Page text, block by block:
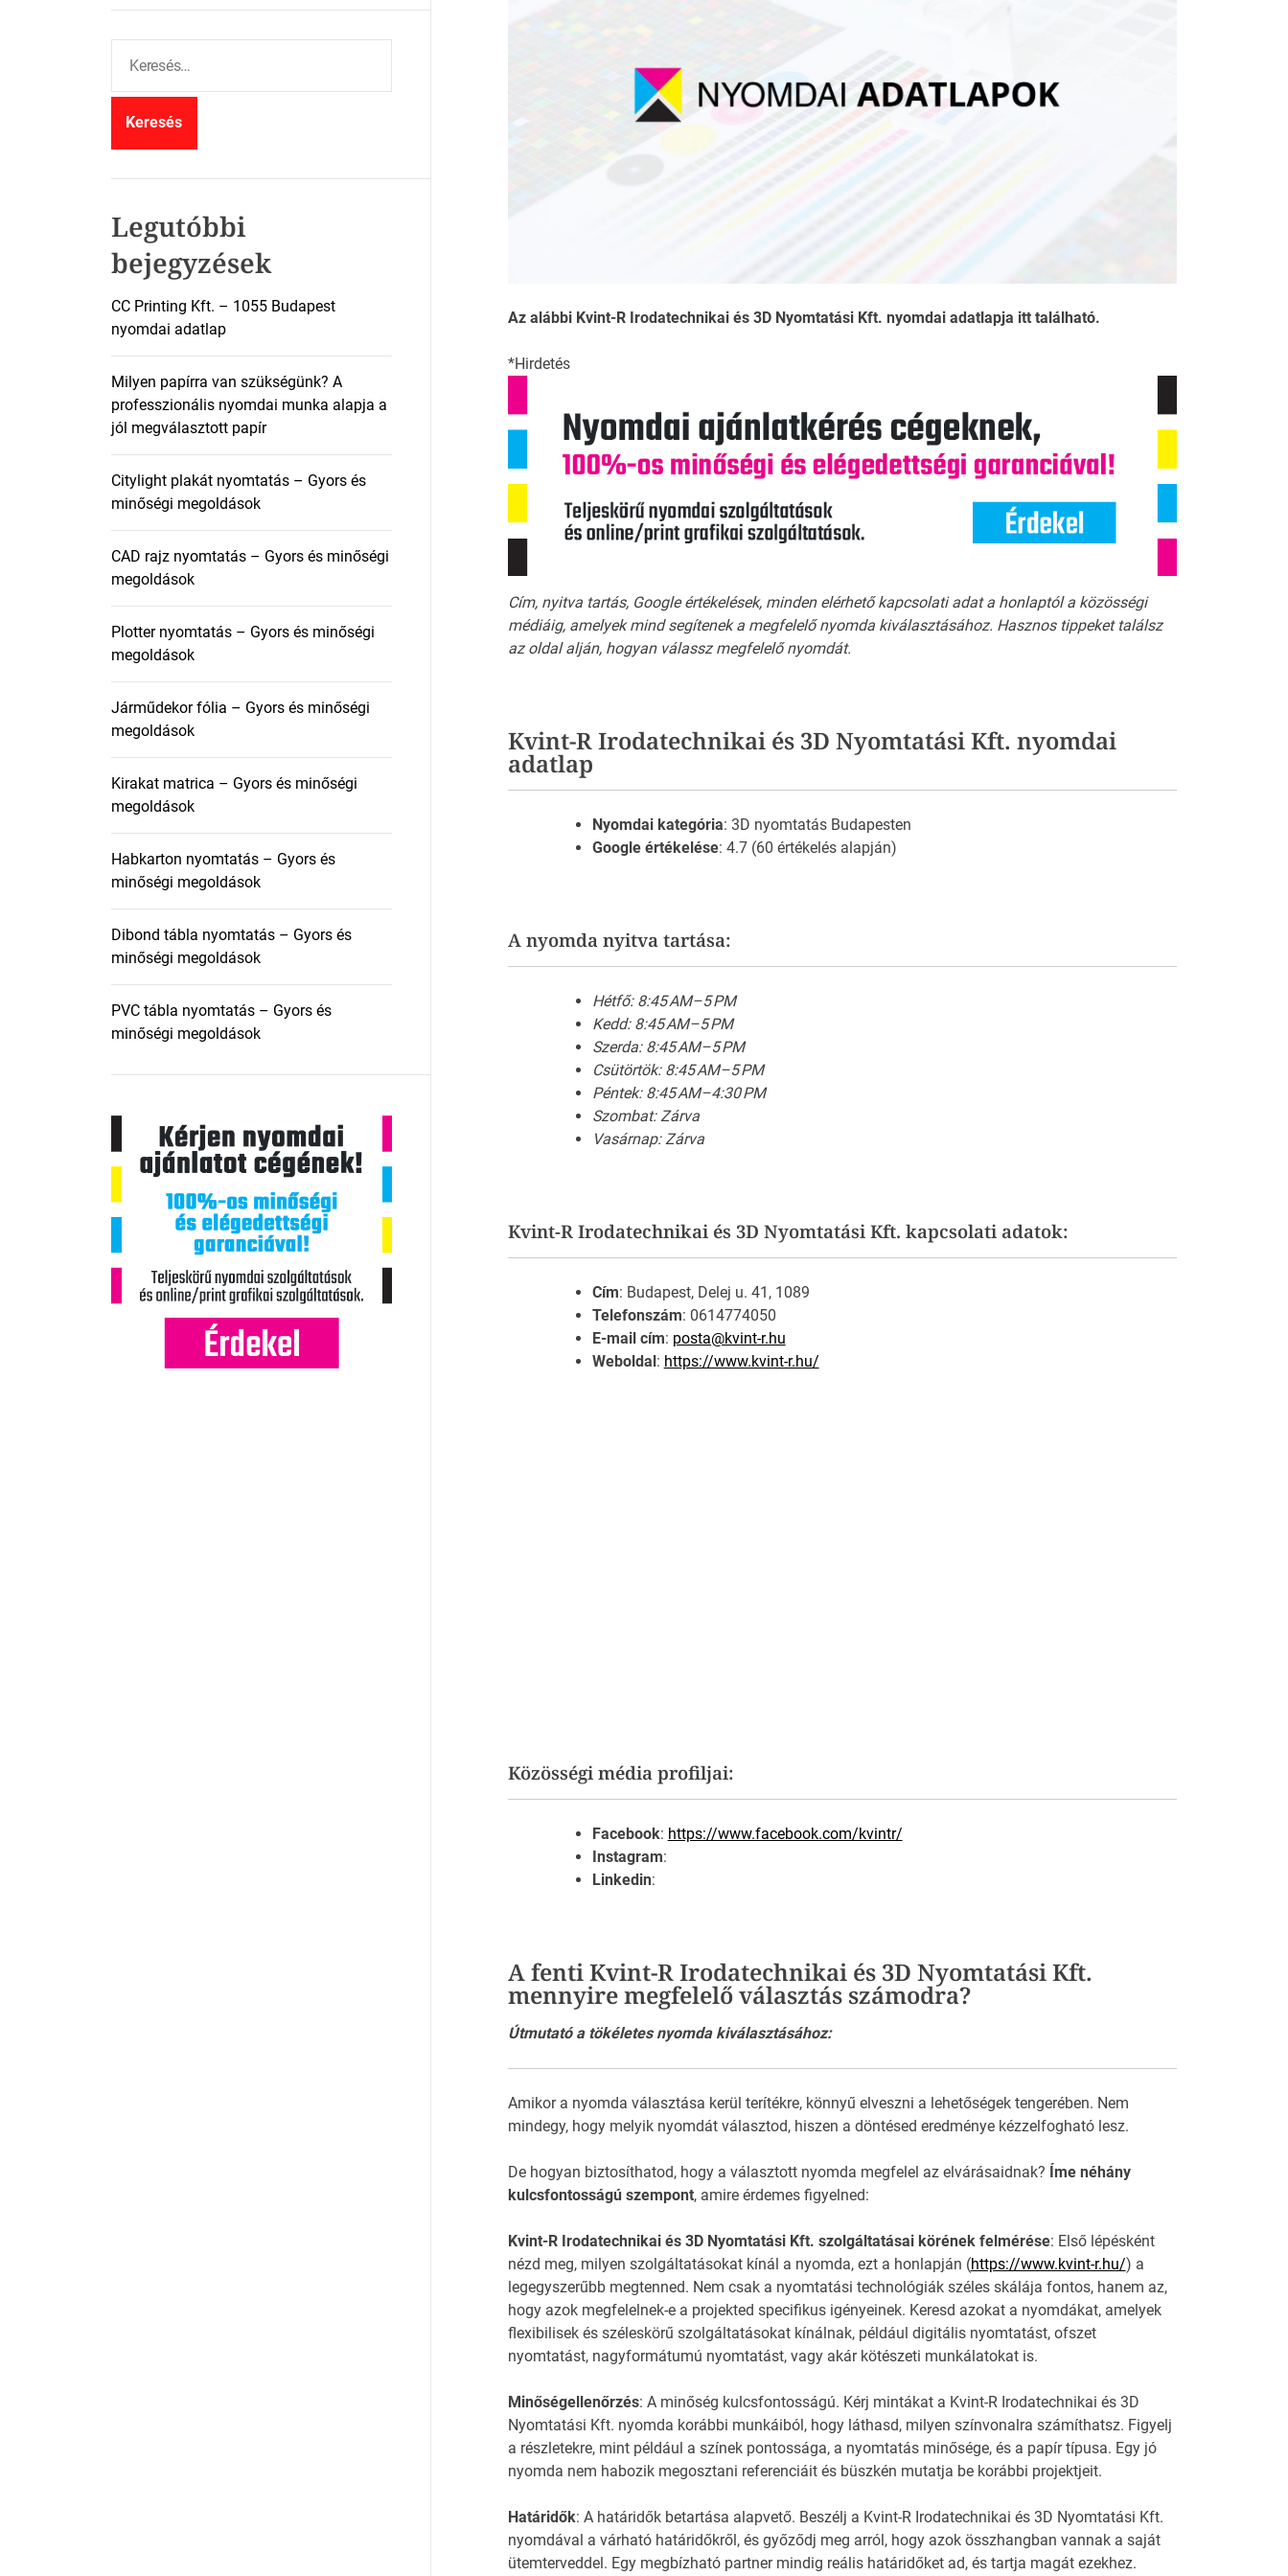
Az alábbi Kvint-R Irodatechnikai és 3D Nyomtatási Kft. nyomdai adatlapja itt található.
*Hirdetés
Cím, nyitva tartás, Google értékelések, minden elérhető kapcsolati adat a honlaptól a közösségi
médiáig, amelyek mind segítenek a megfelelő nyomda kiválasztásához. Hasznos tippeket találsz
az oldal alján, hogyan válassz megfelelő nyomdát.
Kvint-R Irodatechnikai és 3D Nyomtatási Kft. nyomdai
adatlap
Nyomdai kategória: 3D nyomtatás Budapesten
Google értékelése: 4.7 (60 értékelés alapján)
A nyomda nyitva tartása:
Hétfő: 8:45 AM–5 PM
Kedd: 8:45 AM–5 PM
Szerda: 8:45 AM–5 PM
Csütörtök: 8:45 AM–5 PM
Péntek: 8:45 AM–4:30 PM
Szombat: Zárva
Vasárnap: Zárva
Kvint-R Irodatechnikai és 3D Nyomtatási Kft. kapcsolati adatok:
Cím: Budapest, Delej u. 41, 1089
Telefonszám: 0614774050
E-mail cím: posta@kvint-r.hu
Weboldal: https://www.kvint-r.hu/
Közösségi média profiljai:
Facebook: https://www.facebook.com/kvintr/
Instagram:
Linkedin:
A fenti Kvint-R Irodatechnikai és 3D Nyomtatási Kft.
mennyire megfelelő választás számodra?
Útmutató a tökéletes nyomda kiválasztásához:
Amikor a nyomda választása kerül terítékre, könnyű elveszni a lehetőségek tengerében. Nem
mindegy, hogy melyik nyomdát választod, hiszen a döntésed eredménye kézzelfogható lesz.
De hogyan biztosíthatod, hogy a választott nyomda megfelel az elvárásaidnak? Íme néhány
kulcsfontosságú szempont, amire érdemes figyelned:
Kvint-R Irodatechnikai és 3D Nyomtatási Kft. szolgáltatásai körének felmérése: Első lépésként
nézd meg, milyen szolgáltatásokat kínál a nyomda, ezt a honlapján (https://www.kvint-r.hu/) a
legegyszerűbb megtenned. Nem csak a nyomtatási technológiák széles skálája fontos, hanem az,
hogy azok megfelelnek-e a projekted specifikus igényeinek. Keresd azokat a nyomdákat, amelyek
flexibilisek és széleskörű szolgáltatásokat kínálnak, például digitális nyomtatást, ofszet
nyomtatást, nagyformátumú nyomtatást, vagy akár kötészeti munkálatokat is.
Minőségellenőrzés: A minőség kulcsfontosságú. Kérj mintákat a Kvint-R Irodatechnikai és 3D
Nyomtatási Kft. nyomda korábbi munkáiból, hogy láthasd, milyen színvonalra számíthatsz. Figyelj
a részletekre, mint például a színek pontossága, a nyomtatás minősége, és a papír típusa. Egy jó
nyomda nem habozik megosztani referenciáit és büszkén mutatja be korábbi projektjeit.
Határidők: A határidők betartása alapvető. Beszélj a Kvint-R Irodatechnikai és 3D Nyomtatási Kft.
nyomdával a várható határidőkről, és győződj meg arról, hogy azok összhangban vannak a saját
ütemterveddel. Egy megbízható partner mindig reális határidőket ad, és tartja magát ezekhez.
r
Legutóbbi
bejegyzések
CC Printing Kft. – 1055 Budapest
nyomdai adatlap
Milyen papírra van szükségünk? A
professzionális nyomdai munka alapja a
jól megválasztott papír
Citylight plakát nyomtatás – Gyors és
minőségi megoldások
CAD rajz nyomtatás – Gyors és minőségi
megoldások
Plotter nyomtatás – Gyors és minőségi
megoldások
Járműdekor fólia – Gyors és minőségi
megoldások
Kirakat matrica – Gyors és minőségi
megoldások
Habkarton nyomtatás – Gyors és
minőségi megoldások
Dibond tábla nyomtatás – Gyors és
minőségi megoldások
PVC tábla nyomtatás – Gyors és
minőségi megoldások